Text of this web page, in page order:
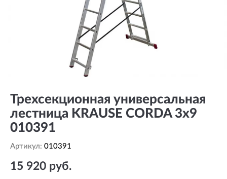
Трехсекционная универсальная
лестница KRAUSE CORDA 3х9
010391
Артикул: 010391
15 920 руб.